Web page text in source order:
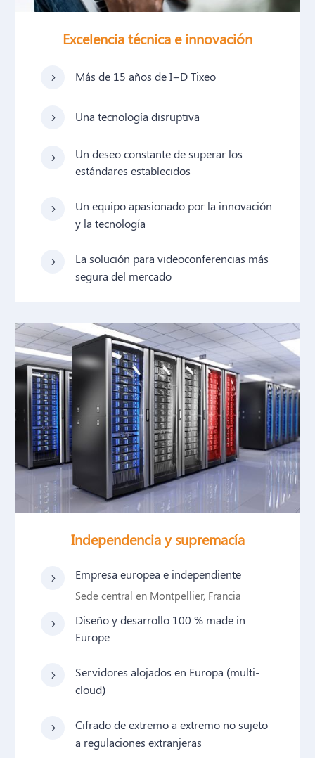
Excelencia técnica e innovación
5 Más de 15 años de I+D Tixeo
5 Una tecnología disruptiva
5
Un deseo constante de superar los
estándares establecidos
5
Un equipo apasionado por la innovación
y la tecnología
5
La solución para videoconferencias más
segura del mercado
Independencia y supremacía
5 Empresa europea e independiente
Sede central en Montpellier, Francia
5
Diseño y desarrollo 100 % made in
Europe
5
Servidores alojados en Europa (multi-
cloud)
5
Cifrado de extremo a extremo no sujeto
a regulaciones extranjeras